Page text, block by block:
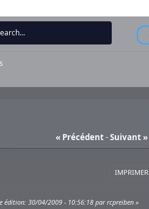
« Précédent-Suivant »
IMPRIMER
édition: 30/04/2009 - 10:56:18 par rcpreiben